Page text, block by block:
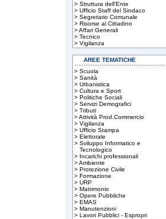
> Struttura dell'Ente
> Ufficio Staff del Sindaco
> Segretario Comunale
> Risorse al Cittadino
>Affari Generali
> Tecnico
> Vigilanza
AREE TEMATICHE
> Scuola
> Sanità
> Urbanistica
> Cultura e Sport
> Politiche Sociali
> Servizi Demografici
> Tributi
>Attività Prod.Commercio
> Vigilanza
> Ufficio Stampa
> Elettorale
> Sviluppo Informatico e
Tecnologico
> Incarichi professionali
>Ambiente
> Protezione Civile
> Formazione
> URP
> Matrimonio
> Opere Pubbliche
> EMAS
> Manutenzioni
> Lavori Pubblici - Espropri